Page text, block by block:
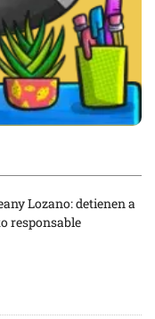
Lozano: detienen a
responsable